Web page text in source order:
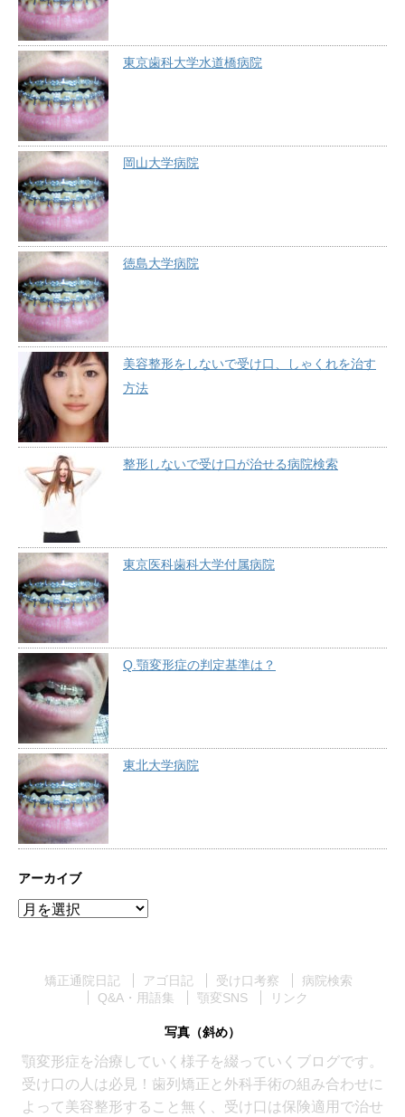
東京歯科大学水道橋病院
岡山大学病院
徳島大学病院
美容整形をしないで受け口、しゃくれを治す
方法
整形しないで受け口が治せる病院検索
東京医科歯科大学付属病院
Q.顎変形症の判定基準は？
東北大学病院
アーカイブ
ア
矯正通院日記 アゴ日記 受け口考察
病院検索
Q&A・用語集
顎変SNS リンク
写真（斜め）
顎変形症を治療していく様子を綴っていくブログです。
受け口の人は必見！歯列矯正と外科手術の組み合わせに
よって美容整形すること無く、受け口は保険適用で治せ